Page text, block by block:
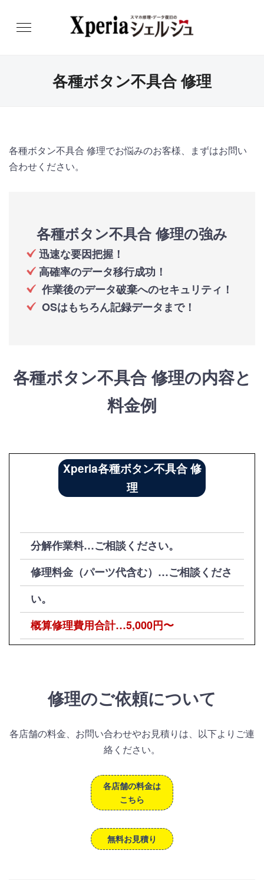
各種ボタン不具合 修理
各種ボタン不具合 修理でお悩みのお客様、まずはお問い
合わせください。
各種ボタン不具合 修理の強み
迅速な要因把握！
高確率のデータ移行成功！
作業後のデータ破棄へのセキュリティ！
OSはもちろん記録データまで！
各種ボタン不具合 修理の内容と
料金例
Xperia各種ボタン不具合 修
理
分解作業料…ご相談ください。
修理料金（パーツ代含む）…ご相談くださ
い。
概算修理費用合計…5,000円〜
修理のご依頼について
各店舗の料金、お問い合わせやお見積りは、以下よりご連
絡ください。
各店舗の料金は
こちら
無料お見積り